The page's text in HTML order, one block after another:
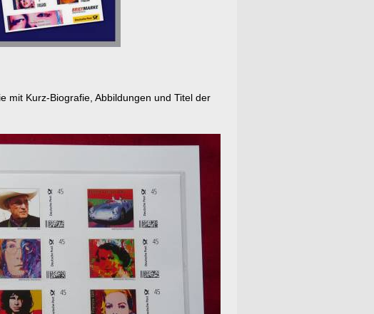
mit Kurz-Biografie, Abbildungen und Titel der